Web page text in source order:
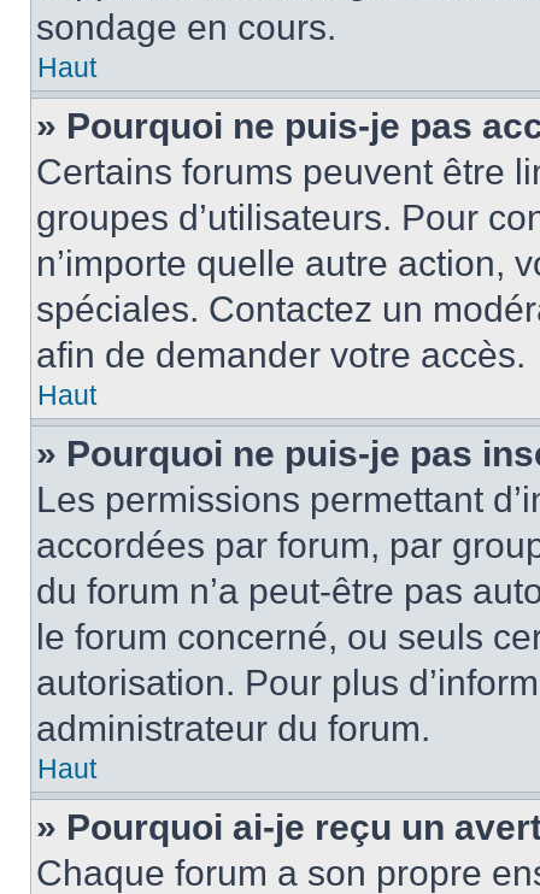
sondage en cours.
Haut
» Pourquoi ne puis-je pas
Certains forums peuvent être
groupes d’utilisateurs. Pour
n’importe quelle autre action,
spéciales. Contactez un
afin de demander votre accès.
Haut
» Pourquoi ne puis-je pas
Les permissions permettant
accordées par forum, par
du forum n’a peut-être pas
le forum concerné, ou seuls
autorisation. Pour plus
administrateur du forum.
Haut
» Pourquoi ai-je reçu un
Chaque forum a son propre